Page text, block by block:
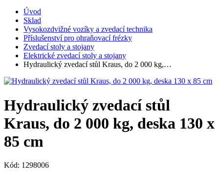
Úvod
Sklad
Vysokozdvižné vozíky a zvedací technika
Příslušenství pro ohraňovací frézky
Zvedací stoly a stojany
Elektrické zvedací stoly a stojany
Hydraulický zvedací stůl Kraus, do 2 000 kg,…
Hydraulický zvedací stůl
Kraus, do 2 000 kg, deska 130 x
85 cm
Kód: 1298006